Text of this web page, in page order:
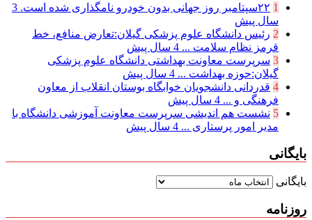
1 ۲۲سپتامبر روز جهانی بدون خودرو نامگذاری شده است.
3
سال پیش
2 رئیس دانشگاه علوم پزشکی گیلان:تعارض منافع، خط
قرمز نظام سلامت ... 4 سال پیش
3 سرپرست معاونت بهداشتی دانشگاه علوم پزشکی
گیلان:حوزه بهداشت ... 4 سال پیش
4 قدردانی دانشجویان خوابگاه بوستان انقلاب از معاون
فرهنگی و ... 4 سال پیش
5 نشست هم اندیشی سرپرست معاونت آموزشی دانشگاه با
مدیر امور پرستاری ... 4 سال پیش
بایگانی
بایگانی
روزنامه